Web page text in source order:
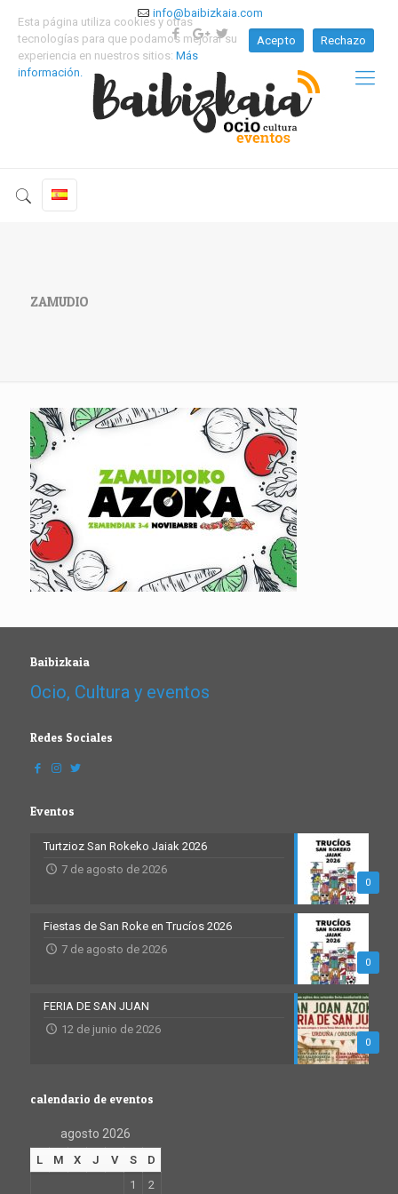
info@baibizkaia.com
ZAMUDIO
Baibizkaia
Ocio, Cultura y eventos
Redes Sociales
Eventos
0
Turtzioz San Rokeko Jaiak 2026
7 de agosto de 2026
0
Fiestas de San Roke en Trucíos 2026
7 de agosto de 2026
0
FERIA DE SAN JUAN
12 de junio de 2026
calendario de eventos
agosto 2026
L M X J V S
D
1
2
Esta página utiliza cookies y otras
tecnologías para que podamos mejorar su
experiencia en nuestros sitios: Más
información.
Acepto Rechazo